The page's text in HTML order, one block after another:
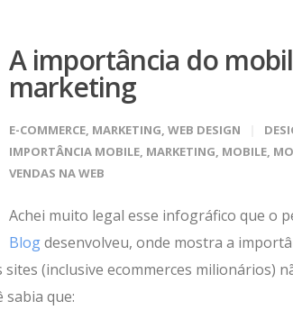
A importância do
marketing
E-COMMERCE, MARKETING, WEB DESIGN
IMPORTÂNCIA MOBILE, MARKETING, MOBILE,
VENDAS NA WEB
Achei muito legal esse infográfico que o
Blogdesenvolveu, onde mostra a
(inclusive ecommerces milionários)
sabia que: